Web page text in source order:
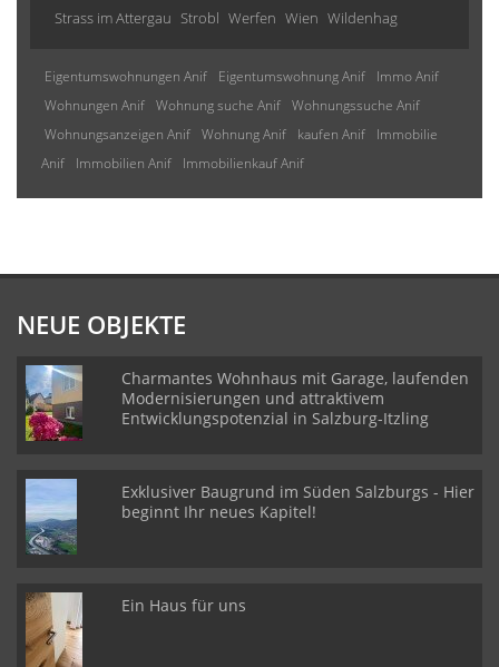
Strass im Attergau Strobl Werfen Wien Wildenhag
Eigentumswohnungen Anif Eigentumswohnung Anif
Immo Anif
Wohnungen Anif Wohnung suche Anif Wohnungssuche Anif
Wohnungsanzeigen Anif Wohnung Anif kaufen Anif
Immobilie
Anif
Immobilien Anif Immobilienkauf Anif
NEUE OBJEKTE
Charmantes Wohnhaus mit Garage, laufenden
Modernisierungen und attraktivem
Entwicklungspotenzial in Salzburg-Itzling
Exklusiver Baugrund im Süden Salzburgs - Hier
beginnt Ihr neues Kapitel!
Ein Haus für uns